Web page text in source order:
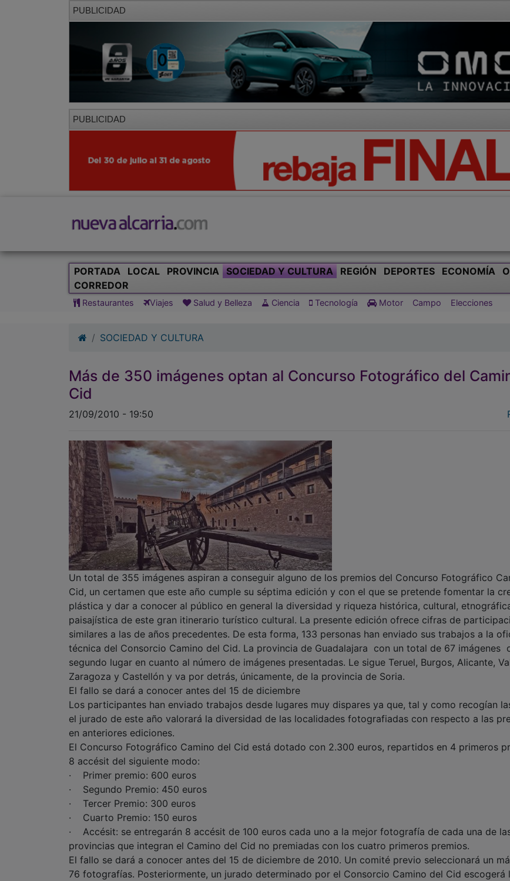
PUBLICIDAD
PUBLICIDAD
PORTADA LOCAL PROVINCIA SOCIEDAD Y CULTURA REGIÓN DEPORTES ECONOMÍA
CORREDOR
Restaurantes Viajes Salud y Belleza Ciencia Tecnología Motor Campo Elecciones
SOCIEDAD Y CULTURA
Más de 350 imágenes optan al Concurso Fotográfico del
Cid
21/09/2010 - 19:50
Un total de 355 imágenes aspiran a conseguir alguno de los premios del Concurso Fotográfico
Cid, un certamen que este año cumple su séptima edición y con el que se pretende fomentar la
plástica y dar a conocer al público en general la diversidad y riqueza histórica, cultural,
paisajística de este gran itinerario turístico cultural. La presente edición ofrece cifras de
similares a las de años precedentes. De esta forma, 133 personas han enviado sus trabajos a la
técnica del Consorcio Camino del Cid. La provincia de Guadalajara  con un total de 67 imágenes 
segundo lugar en cuanto al número de imágenes presentadas. Le sigue Teruel, Burgos, Alicante,
Zaragoza y Castellón y va por detrás, únicamente, de la provincia de Soria.
El fallo se dará a conocer antes del 15 de diciembre
Los participantes han enviado trabajos desde lugares muy dispares ya que, tal y como recogían
el jurado de este año valorará la diversidad de las localidades fotografiadas con respecto a las
en anteriores ediciones.
El Concurso Fotográfico Camino del Cid está dotado con 2.300 euros, repartidos en 4 primeros
8 accésit del siguiente modo:
· Primer premio: 600 euros
· Segundo Premio: 450 euros
· Tercer Premio: 300 euros
· Cuarto Premio: 150 euros
· Accésit: se entregarán 8 accésit de 100 euros cada uno a la mejor fotografía de cada una de
provincias que integran el Camino del Cid no premiadas con los cuatro primeros premios.
El fallo se dará a conocer antes del 15 de diciembre de 2010. Un comité previo seleccionará un
76 fotografías. Posteriormente, un jurado determinado por el Consorcio Camino del Cid escogerá